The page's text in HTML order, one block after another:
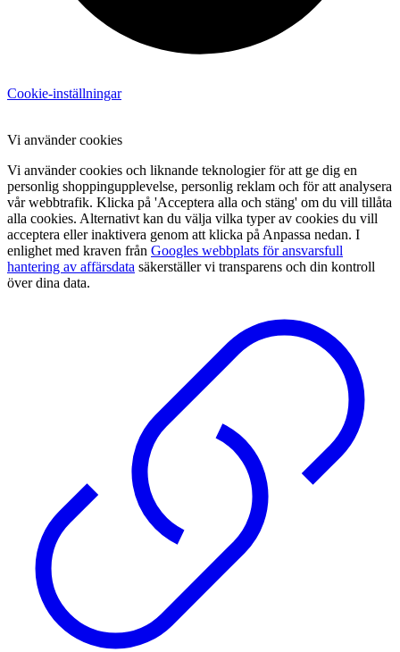
Cookie-inställningar
Vi använder cookies
Vi använder cookies och liknande teknologier för att ge dig en
personlig shoppingupplevelse, personlig reklam och för att analysera
vår webbtrafik. Klicka på 'Acceptera alla och stäng' om du vill tillåta
alla cookies. Alternativt kan du välja vilka typer av cookies du vill
acceptera eller inaktivera genom att klicka på Anpassa nedan. I
enlighet med kraven från Googles webbplats för ansvarsfull
hantering av affärsdata säkerställer vi transparens och din kontroll
över dina data.